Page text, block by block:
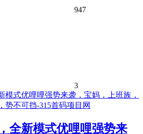
947
3
全新模式优哩哩强势来